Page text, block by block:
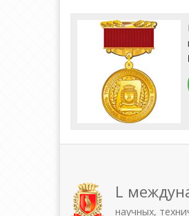
L
научных,